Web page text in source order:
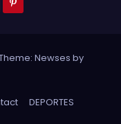
Newses by
DEPORTES